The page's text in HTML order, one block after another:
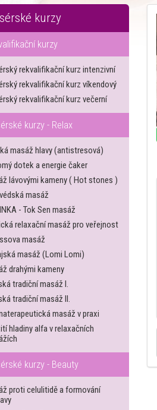
kurzy
kurzy
rekvalifikační kurz intenzivní
rekvalifikační kurz víkendový
rekvalifikační kurz večerní
kurzy - Relax
masáž hlavy (antistresová)
dotek a energie čaker
lávovými kameny ( Hot stones )
masáž
- Tok Sen masáž
relaxační masáž pro veřejnost
masáž
masáž (Lomi Lomi)
drahými kameny
tradiční masáž I.
tradiční masáž II.
masáž v praxi
hladiny alfa v relaxačních
kurzy - Beauty
proti celulitidě a formování